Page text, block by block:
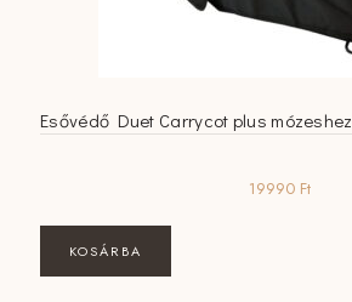
Esővédő Duet Carrycot plus mózeshez
19990 Ft
KOSÁRBA